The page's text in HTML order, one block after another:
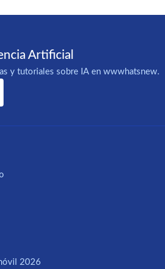
Artificial
y tutoriales sobre IA en wwwhatsnew.
2026